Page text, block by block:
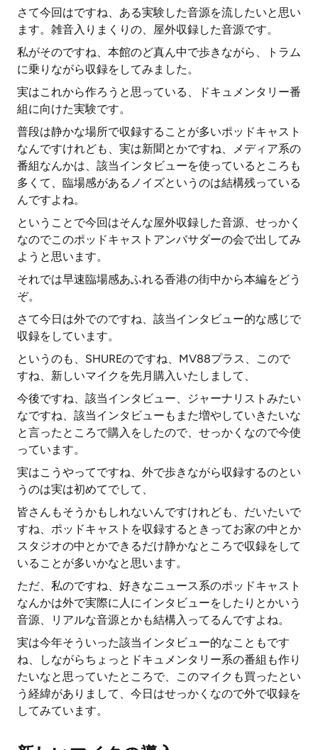
さて今回はですね、ある実験した音源を流したいと思い
ます。雑音入りまくりの、屋外収録した音源です。
私がそのですね、本館のど真ん中で歩きながら、トラム
に乗りながら収録をしてみました。
実はこれから作ろうと思っている、ドキュメンタリー番
組に向けた実験です。
普段は静かな場所で収録することが多いポッドキャスト
なんですけれども、実は新聞とかですね、メディア系の
番組なんかは、該当インタビューを使っているところも
多くて、臨場感があるノイズというのは結構残っている
んですよね。
ということで今回はそんな屋外収録した音源、せっかく
なのでこのポッドキャストアンバサダーの会で出してみ
ようと思います。
それでは早速臨場感あふれる香港の街中から本編をどう
ぞ。
さて今日は外でのですね、該当インタビュー的な感じで
収録をしています。
というのも、SHUREのですね、MV88プラス、こので
すね、新しいマイクを先月購入いたしまして、
今後ですね、該当インタビュー、ジャーナリストみたい
なですね、該当インタビューもまた増やしていきたいな
と言ったところで購入をしたので、せっかくなので今使
っています。
実はこうやってですね、外で歩きながら収録するのとい
うのは実は初めてでして、
皆さんもそうかもしれないんですけれども、だいたいで
すね、ポッドキャストを収録するときってお家の中とか
スタジオの中とかできるだけ静かなところで収録をして
いることが多いかなと思います。
ただ、私のですね、好きなニュース系のポッドキャスト
なんかは外で実際に人にインタビューをしたりとかいう
音源、リアルな音源とかも結構入ってるんですよね。
実は今年そういった該当インタビュー的なこともです
ね、しながらちょっとドキュメンタリー系の番組も作り
たいなと思っていたところで、このマイクも買ったとい
う経緯がありまして、今日はせっかくなので外で収録を
してみています。